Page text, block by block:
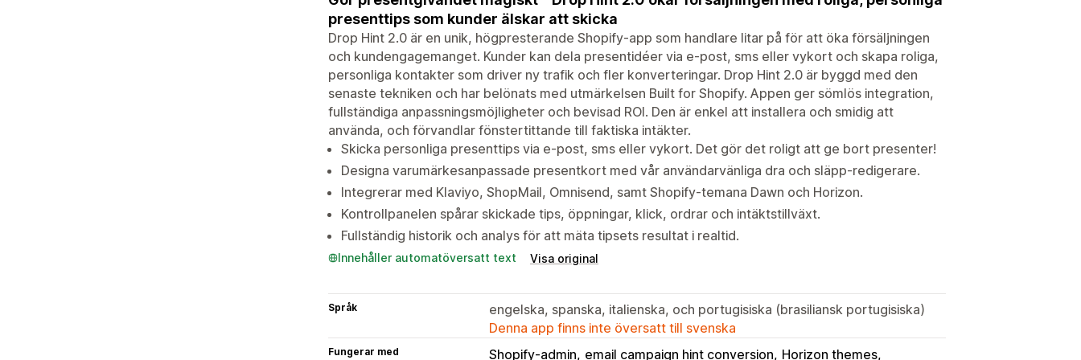
presenttips som kunder älskar att skicka
Drop Hint 2.0 är en unik, högpresterande Shopify-app som handlare litar på för att öka försäljningen
och kundengagemanget. Kunder kan dela presentidéer via e-post, sms eller vykort och skapa roliga,
personliga kontakter som driver ny trafik och fler konverteringar. Drop Hint 2.0 är byggd med den
senaste tekniken och har belönats med utmärkelsen Built for Shopify. Appen ger sömlös integration,
fullständiga anpassningsmöjligheter och bevisad ROI. Den är enkel att installera och smidig att
använda, och förvandlar fönstertittande till faktiska intäkter.
Skicka personliga presenttips via e-post, sms eller vykort. Det gör det roligt att ge bort presenter!
Designa varumärkesanpassade presentkort med vår användarvänliga dra och släpp-redigerare.
Integrerar med Klaviyo, ShopMail, Omnisend, samt Shopify-temana Dawn och Horizon.
Kontrollpanelen spårar skickade tips, öppningar, klick, ordrar och intäktstillväxt.
Fullständig historik och analys för att mäta tipsets resultat i realtid.
Innehåller automatöversatt text Visa original
Språk
engelska, spanska, italienska, och portugisiska (brasiliansk portugisiska)
Denna app finns inte översatt till svenska
Fungerar med Shopify-admin email campaign hint conversion Horizon themes